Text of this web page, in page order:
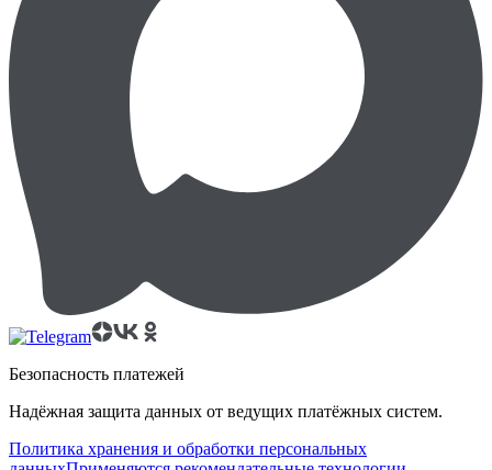
Безопасность платежей
Надёжная защита данных от ведущих платёжных систем.
Политика хранения и обработки персональных